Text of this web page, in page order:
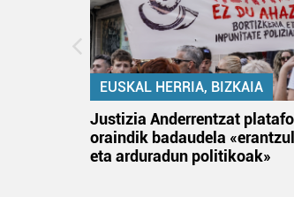
EUSKAL HERRIA, BIZKAIA
Justizia Anderrentzat
oraindik badaudela
eta arduradun politikoak»